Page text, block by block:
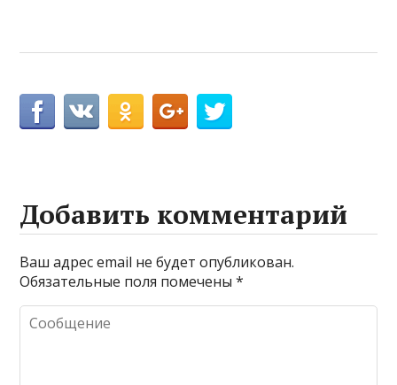
Добавить комментарий
Ваш адрес email не будет опубликован.
Обязательные поля помечены*